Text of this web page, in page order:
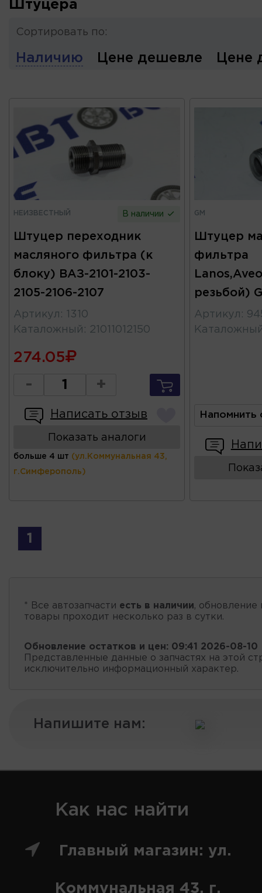
Штуцера
Сортировать по:
Наличию Цене дешевле Цене
НЕИЗВЕСТНЫЙ В наличии
Штуцер переходник
масляного фильтра (к
блоку) ВАЗ-2101-2103-
2105-2106-2107
Артикул :
1310
Каталожный : 21011012150
274.05
- +
Написать отзыв
Показать аналоги
больше 4 шт (ул.Коммунальная 43,
г.Симферополь)
GM
Штуцер
фильтра
резьбой)
Артикул :
Напомнить
1
* Все автозапчасти есть в наличии, обновление
товары проходит несколько раз в сутки.
Обновление остатков и цен: 09:41 2026-08-10
Представленные данные о запчастях на этой
исключительно информационный характер.
Напишите нам:
Как нас найти
Главный магазин: ул.
Коммунальная 43, г.